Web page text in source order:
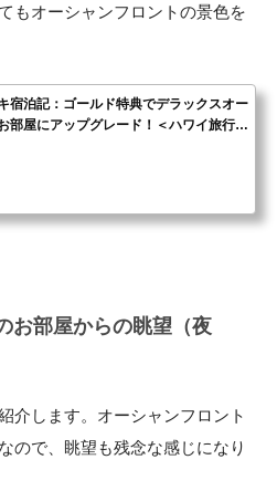
もオーシャンフロントの景色を
宿泊記：ゴールド特典でデラックスオー
部屋にアップグレード！＜ハワイ旅行記
お部屋からの眺望（夜
介します。オーシャンフロント
ので、眺望も残念な感じになり